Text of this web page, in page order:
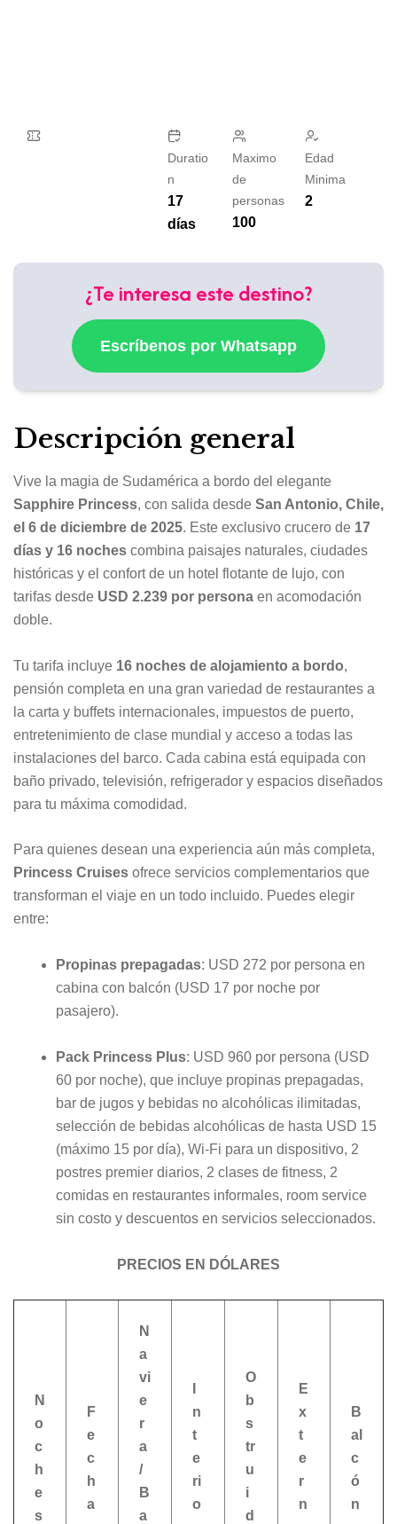
Duratio
n
17
días
Maximo
de
personas
100
Edad
Minima
2
¿Te interesa este destino?
Escríbenos por Whatsapp
Descripción general
Vive la magia de Sudamérica a bordo del elegante
Sapphire Princess, con salida desde San Antonio, Chile,
el 6 de diciembre de 2025. Este exclusivo crucero de 17
días y 16 noches combina paisajes naturales, ciudades
históricas y el confort de un hotel flotante de lujo, con
tarifas desde USD 2.239 por persona en acomodación
doble.
Tu tarifa incluye 16 noches de alojamiento a bordo,
pensión completa en una gran variedad de restaurantes a
la carta y buffets internacionales, impuestos de puerto,
entretenimiento de clase mundial y acceso a todas las
instalaciones del barco. Cada cabina está equipada con
baño privado, televisión, refrigerador y espacios diseñados
para tu máxima comodidad.
Para quienes desean una experiencia aún más completa,
Princess Cruises ofrece servicios complementarios que
transforman el viaje en un todo incluido. Puedes elegir
entre:
Propinas prepagadas: USD 272 por persona en
cabina con balcón (USD 17 por noche por
pasajero).
Pack Princess Plus: USD 960 por persona (USD
60 por noche), que incluye propinas prepagadas,
bar de jugos y bebidas no alcohólicas ilimitadas,
selección de bebidas alcohólicas de hasta USD 15
(máximo 15 por día), Wi-Fi para un dispositivo, 2
postres premier diarios, 2 clases de fitness, 2
comidas en restaurantes informales, room service
sin costo y descuentos en servicios seleccionados.
PRECIOS EN DÓLARES
N
o
c
h
e
s
F
e
c
h
a
N
a
vi
e
r
a
/
B
a
n
t
e
ri
o
O
b
s
tr
u
i
d
E
x
t
e
r
n
B
al
c
ó
n